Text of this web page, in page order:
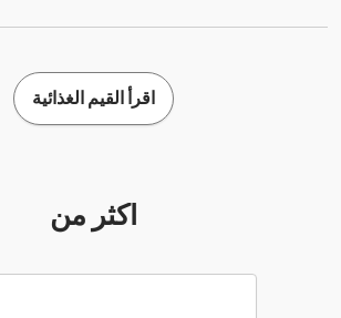
اقرأ القيم الغذائية
أكثر من